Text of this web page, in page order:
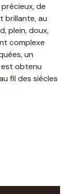
de
brillante, au
plein, doux,
complexe
un
obtenu
fil des siècles